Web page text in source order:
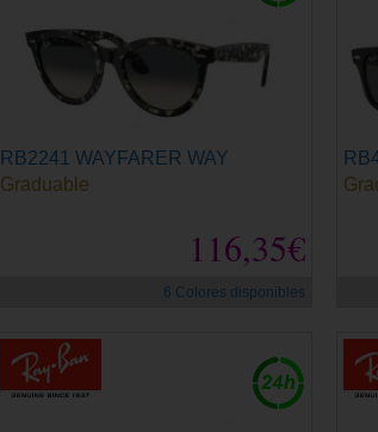
RB2241 WAYFARER WAY
116,35€
Graduable
6 Colores disponibles